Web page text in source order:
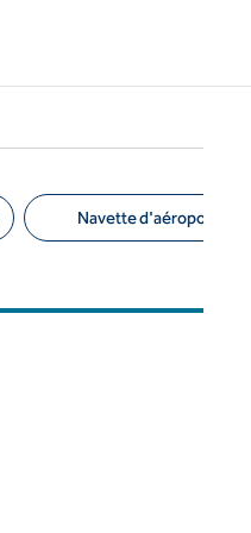
Navette d'aéroport (1)